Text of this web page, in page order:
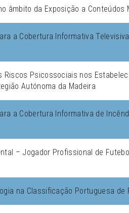
âmbito da Exposição a Conteúdos
a Cobertura Informativa
Riscos Psicossociais nos
Autónoma da Madeira
a Cobertura Informativa de
– Jogador Profissional de
na Classificação Portuguesa de